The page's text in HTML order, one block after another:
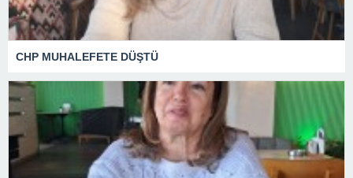
CHP MUHALEFETE DÜŞTÜ